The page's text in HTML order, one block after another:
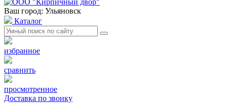
Ваш город: Ульяновск
Каталог
избранное
сравнить
просмотренное
Доставка по звонку